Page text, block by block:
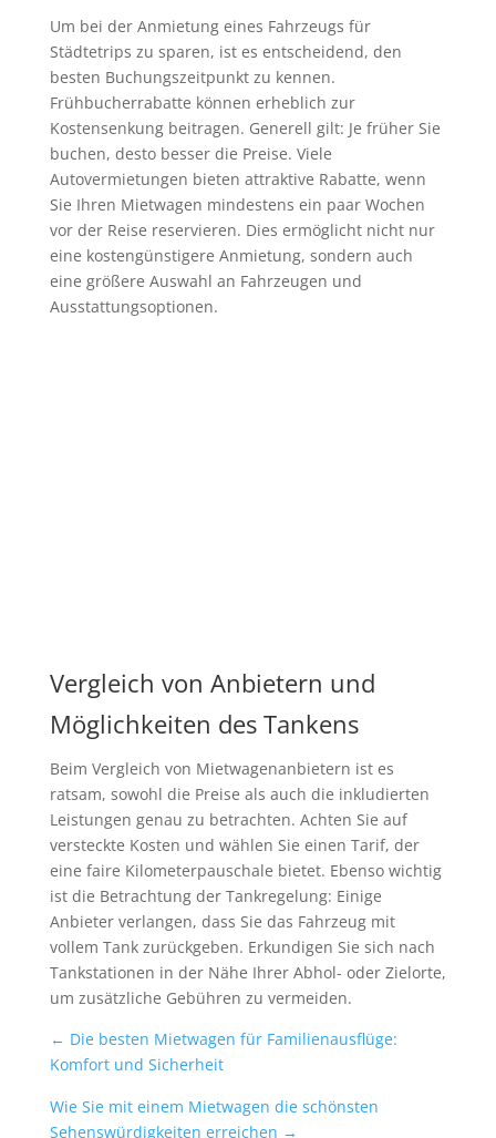
Um bei der Anmietung eines Fahrzeugs für
Städtetrips zu sparen, ist es entscheidend, den
besten Buchungszeitpunkt zu kennen.
Frühbucherrabatte können erheblich zur
Kostensenkung beitragen. Generell gilt: Je früher Sie
buchen, desto besser die Preise. Viele
Autovermietungen bieten attraktive Rabatte, wenn
Sie Ihren Mietwagen mindestens ein paar Wochen
vor der Reise reservieren. Dies ermöglicht nicht nur
eine kostengünstigere Anmietung, sondern auch
eine größere Auswahl an Fahrzeugen und
Ausstattungsoptionen.
Vergleich von Anbietern und
Möglichkeiten des Tankens
Beim Vergleich von Mietwagenanbietern ist es
ratsam, sowohl die Preise als auch die inkludierten
Leistungen genau zu betrachten. Achten Sie auf
versteckte Kosten und wählen Sie einen Tarif, der
eine faire Kilometerpauschale bietet. Ebenso wichtig
ist die Betrachtung der Tankregelung: Einige
Anbieter verlangen, dass Sie das Fahrzeug mit
vollem Tank zurückgeben. Erkundigen Sie sich nach
Tankstationen in der Nähe Ihrer Abhol- oder Zielorte,
um zusätzliche Gebühren zu vermeiden.
← Die besten Mietwagen für Familienausflüge:
Komfort und Sicherheit
Wie Sie mit einem Mietwagen die schönsten
Sehenswürdigkeiten erreichen →